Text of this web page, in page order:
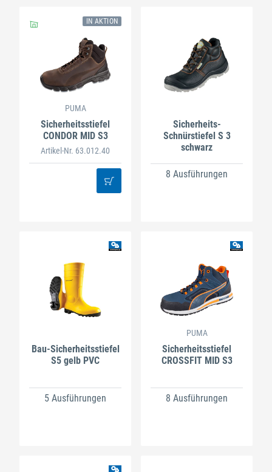
IN AKTION
PUMA
Sicherheitsstiefel
CONDOR MID S3
Artikel-Nr. 63.012.40
Sicherheits-
Schnürstiefel S 3
schwarz
8 Ausführungen
Bau-Sicherheitsstiefel
S5 gelb PVC
5 Ausführungen
PUMA
Sicherheitsstiefel
CROSSFIT MID S3
8 Ausführungen